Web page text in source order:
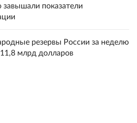
завышали показатели
резервы России за неделю
млрд долларов